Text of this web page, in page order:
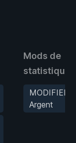
Mods de
statistiques
MODIFIER
Argent